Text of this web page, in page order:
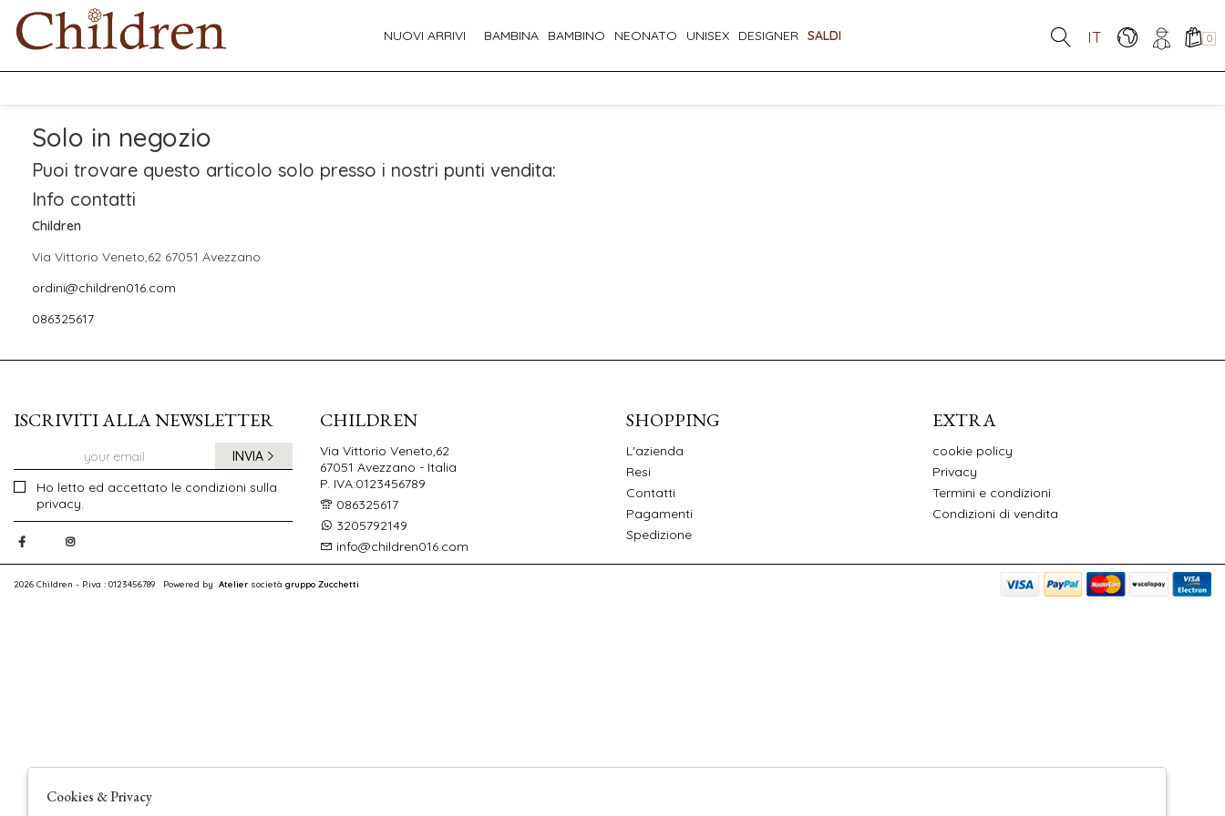
IT 0
NUOVI ARRIVI BAMBINA BAMBINO NEONATO UNISEX DESIGNER SALDI
Solo in negozio
Puoi trovare questo articolo solo presso i nostri punti vendita:
Info contatti
Children
Via Vittorio Veneto,62 67051 Avezzano
ordini@children016.com
086325617
ISCRIVITI ALLA NEWSLETTER
Ho letto ed accettato le condizioni sulla
privacy.
INVIA
CHILDREN
Via Vittorio Veneto,62
67051 Avezzano - Italia
P. IVA:0123456789
086325617
3205792149
info@children016.com
SHOPPING
L'azienda
Resi
Contatti
Pagamenti
Spedizione
EXTRA
cookie policy
Privacy
Termini e condizioni
Condizioni di vendita
2026 Children - P.iva : 0123456789 Powered by Ateliersocietà gruppo Zucchetti
Cookies & Privacy